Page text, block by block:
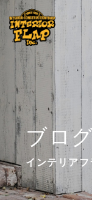
ブロ
インテリア